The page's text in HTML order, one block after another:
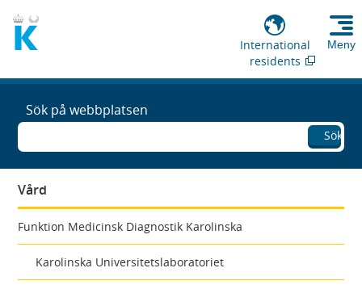
International
residents
Meny
Sök på webbplatsen
Sök
Vård
Funktion Medicinsk Diagnostik Karolinska
Karolinska Universitetslaboratoriet